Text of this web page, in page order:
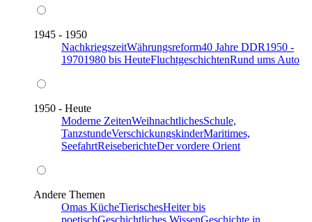
1945 - 1950
NachkriegszeitWährungsreform40 Jahre DDR1950 -
19701980 bis HeuteFluchtgeschichtenRund ums Auto
1950 - Heute
Moderne ZeitenWeihnachtlichesSchule,
TanzstundeVerschickungskinderMaritimes,
SeefahrtReiseberichteDer vordere Orient
Andere Themen
Omas KücheTierischesHeiter bis
poetischGeschichtliches WissenGeschichte in